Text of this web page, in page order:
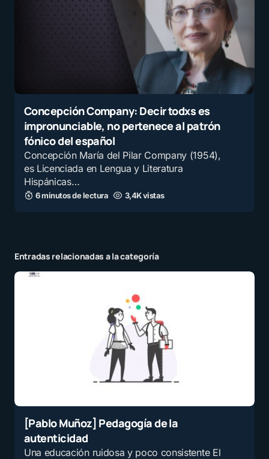
Concepción Company: Decir todxs es
impronunciable, no pertenece al patrón
fónico del español
Concepción María del Pilar Company (1954),
es Licenciada en Lengua y Literatura
Hispánicas…
6 minutos de lectura 3,4K vistas
Entradas relacionadas a la categoría
[Pablo Muñoz] Pedagogía de la
autenticidad
Una educación ruidosa y poco consistente El